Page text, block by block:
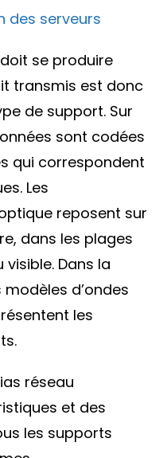
des serveurs
se produire
transmis est donc
de support. Sur
sont codées
qui correspondent
Les
reposent sur
dans les plages
Dans la
d’ondes
les
réseau
et des
les supports